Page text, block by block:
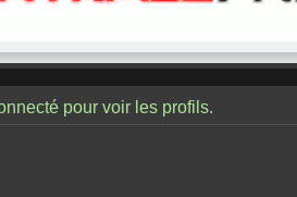
pour voir les profils.